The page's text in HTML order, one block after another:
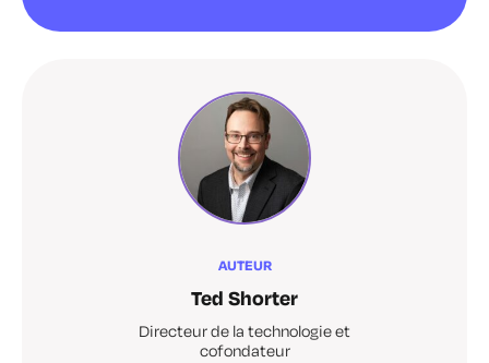
AUTEUR
Ted Shorter
Directeur de la technologie et
cofondateur